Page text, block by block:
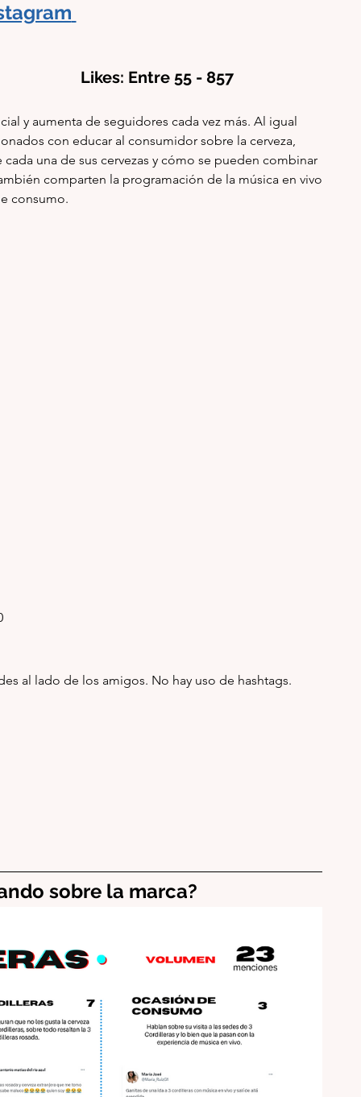
Likes: Entre 55 - 857
y aumenta de seguidores cada vez más. Al igual
con educar al consumidor sobre la cerveza,
una de sus cervezas y cómo se pueden combinar
comparten la programación de la música en vivo
consumo.
al lado de los amigos. No hay uso de hashtags.
sobre la marca?